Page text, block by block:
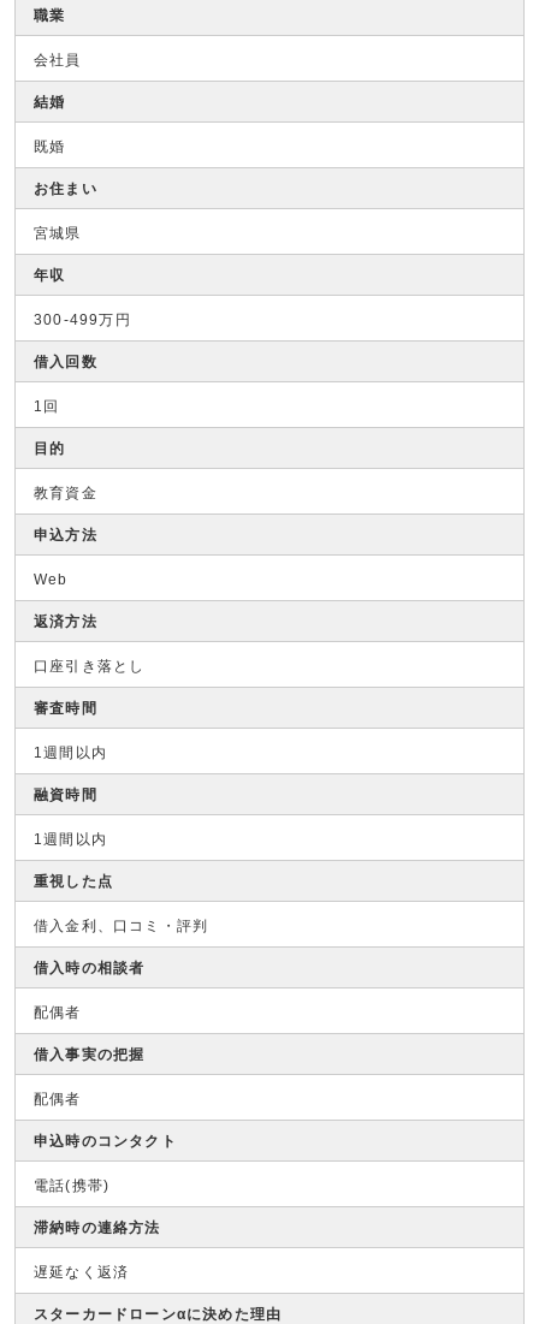
職業
会社員
結婚
既婚
お住まい
宮城県
年収
300-499万円
借入回数
1回
目的
教育資金
申込方法
Web
返済方法
口座引き落とし
審査時間
1週間以内
融資時間
1週間以内
重視した点
借入金利、口コミ・評判
借入時の相談者
配偶者
借入事実の把握
配偶者
申込時のコンタクト
電話(携帯)
滞納時の連絡方法
遅延なく返済
スターカードローンαに決めた理由